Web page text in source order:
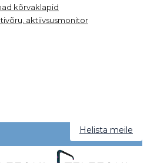
kõrvaklapid
aktiivsusmonitor
Helista meile